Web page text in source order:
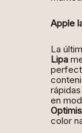
Apple
La
Lipa
en
color